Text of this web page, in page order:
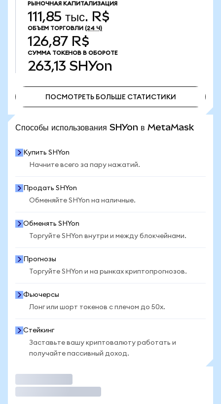
РЫНОЧНАЯ КАПИТАЛИЗАЦИЯ
111,85 тыс. R$
ОБЪЕМ ТОРГОВЛИ (24 Ч)
126,87 R$
СУММА ТОКЕНОВ В ОБОРОТЕ
263,13 SHYon
ПОСМОТРЕТЬ БОЛЬШЕ СТАТИСТИКИ
Способы использования SHYon в MetaMask
Купить SHYon
Начните всего за пару нажатий.
Продать SHYon
Обменяйте SHYon на наличные.
Обменять SHYon
Торгуйте SHYon внутри и между блокчейнами.
Прогнозы
Торгуйте SHYon и на рынках криптопрогнозов.
Фьючерсы
Лонг или шорт токенов с плечом до 50x.
Стейкинг
Заставьте вашу криптовалюту работать и
получайте пассивный доход.